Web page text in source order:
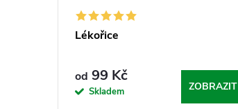
Lékořice
od 99 Kč
Skladem ZOBRAZIT